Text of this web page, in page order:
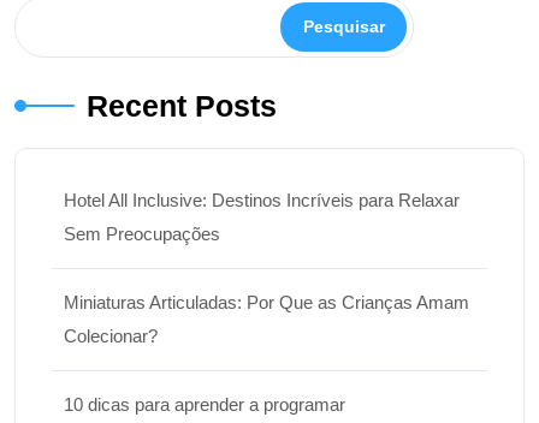
Pesquisar
Recent Posts
Hotel All Inclusive: Destinos Incríveis para Relaxar
Sem Preocupações
Miniaturas Articuladas: Por Que as Crianças Amam
Colecionar?
10 dicas para aprender a programar